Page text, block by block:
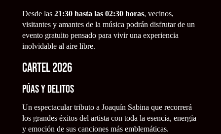
Desde las 21:30 hasta las 02:30 horas, vecinos,
visitantes y amantes de la música podrán disfrutar de un
evento gratuito pensado para vivir una experiencia
inolvidable al aire libre.
Cartel 2026
Púas y Delitos
Un espectacular tributo a Joaquín Sabina que recorrerá
los grandes éxitos del artista con toda la esencia, energía
y emoción de sus canciones más emblemáticas.